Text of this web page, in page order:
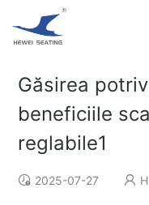
Găsirea
beneficiile
reglabile1
2025-07-27